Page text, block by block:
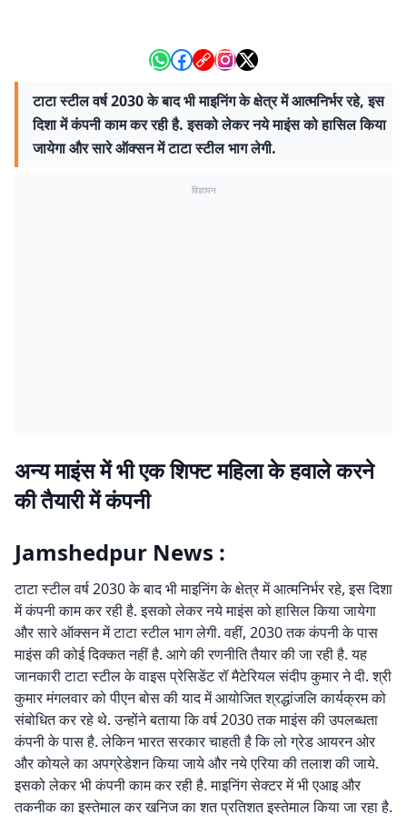
टाटा स्टील वर्ष 2030 के बाद भी माइनिंग के क्षेत्र में आत्मनिर्भर रहे, इस
दिशा में कंपनी काम कर रही है. इसको लेकर नये माइंस को हासिल किया
जायेगा और सारे ऑक्सन में टाटा स्टील भाग लेगी.
विज्ञापन
अन्य माइंस में भी एक शिफ्ट महिला के हवाले करने
की तैयारी में कंपनी
Jamshedpur News :
टाटा स्टील वर्ष 2030 के बाद भी माइनिंग के क्षेत्र में आत्मनिर्भर रहे, इस दिशा
में कंपनी काम कर रही है. इसको लेकर नये माइंस को हासिल किया जायेगा
और सारे ऑक्सन में टाटा स्टील भाग लेगी. वहीं, 2030 तक कंपनी के पास
माइंस की कोई दिक्कत नहीं है. आगे की रणनीति तैयार की जा रही है. यह
जानकारी टाटा स्टील के वाइस प्रेसिडेंट रॉ मैटेरियल संदीप कुमार ने दी. श्री
कुमार मंगलवार को पीएन बोस की याद में आयोजित श्रद्धांजलि कार्यक्रम को
संबोधित कर रहे थे. उन्होंने बताया कि वर्ष 2030 तक माइंस की उपलब्धता
कंपनी के पास है. लेकिन भारत सरकार चाहती है कि लो ग्रेड आयरन ओर
और कोयले का अपग्रेडेशन किया जाये और नये एरिया की तलाश की जाये.
इसको लेकर भी कंपनी काम कर रही है. माइनिंग सेक्टर में भी एआइ और
तकनीक का इस्तेमाल कर खनिज का शत प्रतिशत इस्तेमाल किया जा रहा है.